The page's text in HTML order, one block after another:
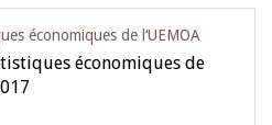
économiques de l‘UEMOA
économiques de